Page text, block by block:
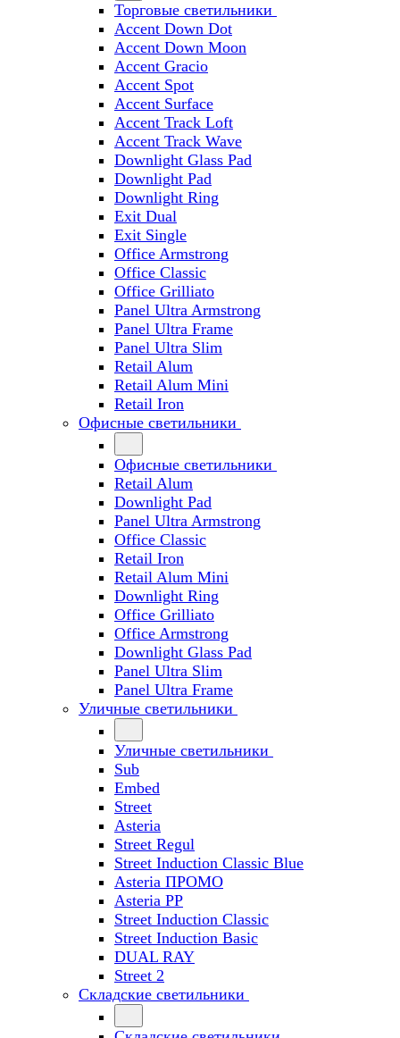
Торговые светильники
Accent Down Dot
Accent Down Moon
Accent Gracio
Accent Spot
Accent Surface
Accent Track Loft
Accent Track Wave
Downlight Glass Pad
Downlight Pad
Downlight Ring
Exit Dual
Exit Single
Office Armstrong
Office Classic
Office Grilliato
Panel Ultra Armstrong
Panel Ultra Frame
Panel Ultra Slim
Retail Alum
Retail Alum Mini
Retail Iron
Офисные светильники
Офисные светильники
Retail Alum
Downlight Pad
Panel Ultra Armstrong
Office Classic
Retail Iron
Retail Alum Mini
Downlight Ring
Office Grilliato
Office Armstrong
Downlight Glass Pad
Panel Ultra Slim
Panel Ultra Frame
Уличные светильники
Уличные светильники
Sub
Embed
Street
Asteria
Street Regul
Street Induction Classic Blue
Asteria ПРОМО
Asteria PP
Street Induction Classic
Street Induction Basic
DUAL RAY
Street 2
Складские светильники